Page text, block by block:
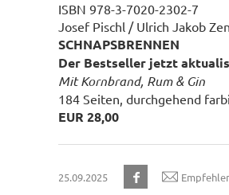
ISBN 978-3-7020-2302-7
Josef Pischl / Ulrich Jakob
SCHNAPSBRENNEN
Der Bestseller jetzt
Mit Kornbrand, Rum & Gin
184 Seiten, durchgehend
EUR 28,00
25.09.2025